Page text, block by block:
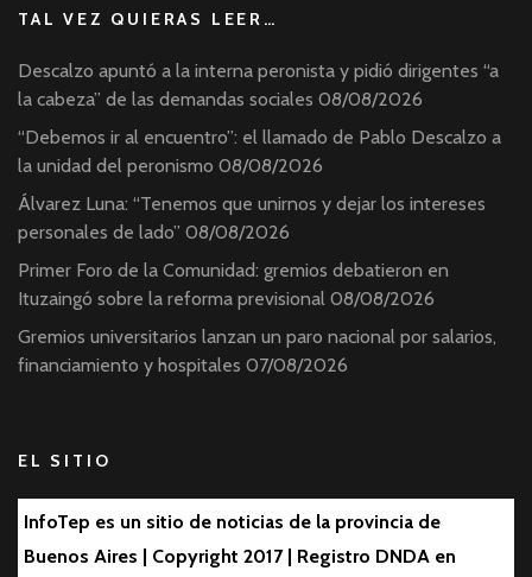
TAL VEZ QUIERAS LEER…
Descalzo apuntó a la interna peronista y pidió dirigentes “a
la cabeza” de las demandas sociales 08/08/2026
“Debemos ir al encuentro”: el llamado de Pablo Descalzo a
la unidad del peronismo 08/08/2026
Álvarez Luna: “Tenemos que unirnos y dejar los intereses
personales de lado” 08/08/2026
Primer Foro de la Comunidad: gremios debatieron en
Ituzaingó sobre la reforma previsional 08/08/2026
Gremios universitarios lanzan un paro nacional por salarios,
financiamiento y hospitales 07/08/2026
EL SITIO
InfoTep es un sitio de noticias de la provincia de
Buenos Aires | Copyright 2017 | Registro DNDA en